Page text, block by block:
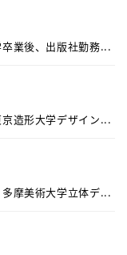
業後、出版社勤務...
造形大学デザイン...
摩美術大学立体デ...